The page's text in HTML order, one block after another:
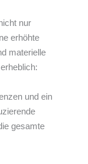
nur
erhöhte
materielle
und ein
gesamte